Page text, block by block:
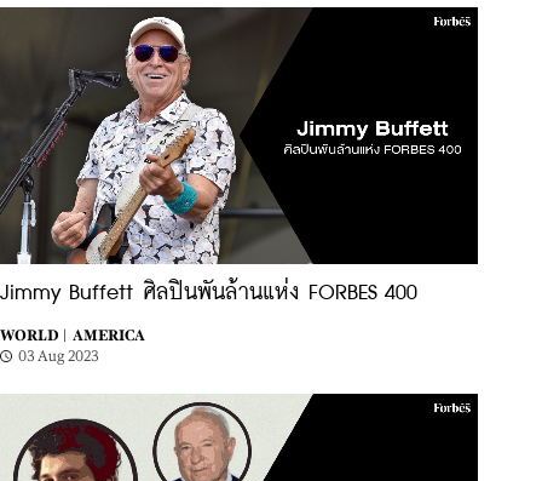
Jimmy Buffett ศิลปินพันล้านแห่ง FORBES 400
WORLD |
AMERICA
03 Aug 2023